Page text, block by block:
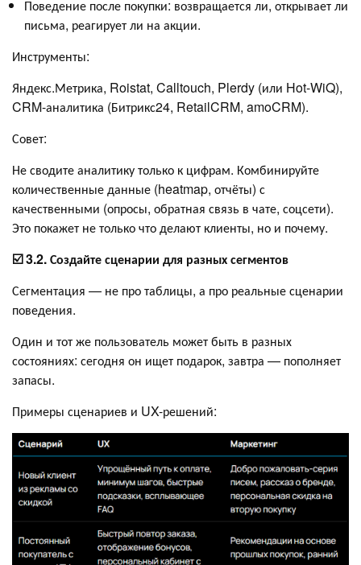
Поведение после покупки: возвращается ли, открывает ли
письма, реагирует ли на акции.
Инструменты:
Яндекс.Метрика, Roistat, Calltouch, Plerdy (или Hot-WiQ),
CRM-аналитика (Битрикс24, RetailCRM, amoCRM).
Совет:
Не сводите аналитику только к цифрам. Комбинируйте
количественные данные (heatmap, отчёты) с
качественными (опросы, обратная связь в чате, соцсети).
Это покажет не только что делают клиенты, но и почему.
☑️ 3.2. Создайте сценарии для разных сегментов
Сегментация — не про таблицы, а про реальные сценарии
поведения.
Один и тот же пользователь может быть в разных
состояниях: сегодня он ищет подарок, завтра — пополняет
запасы.
Примеры сценариев и UX-решений: